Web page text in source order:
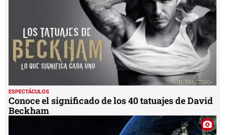
ESPECTÁCULOS
Conoce el significado de los 40 tatuajes de David
Beckham